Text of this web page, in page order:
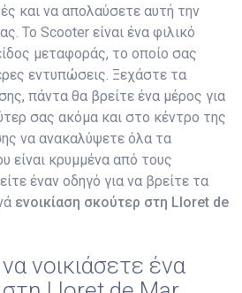
και να απολαύσετε αυτή την
Το Scooter είναι ένα φιλικό
μεταφοράς, το οποίο σας
εντυπώσεις. Ξεχάστε τα
πάντα θα βρείτε ένα μέρος για
σας ακόμα και στο κέντρο της
να ανακαλύψετε όλα τα
είναι κρυμμένα από τους
έναν οδηγό για να βρείτε τα
ενοικίαση σκούτερ στη Lloret de
νοικιάσετε ένα